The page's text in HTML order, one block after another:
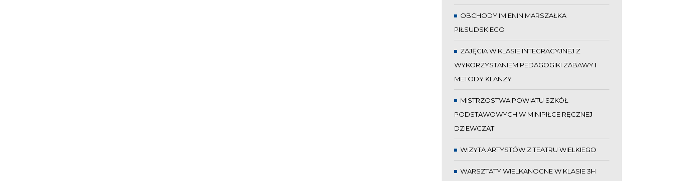
OBCHODY IMIENIN MARSZAŁKA
PIŁSUDSKIEGO
ZAJĘCIA W KLASIE INTEGRACYJNEJ Z
WYKORZYSTANIEM PEDAGOGIKI ZABAWY I
METODY KLANZY
MISTRZOSTWA POWIATU SZKÓŁ
PODSTAWOWYCH W MINIPIŁCE RĘCZNEJ
DZIEWCZĄT
WIZYTA ARTYSTÓW Z TEATRU WIELKIEGO
WARSZTATY WIELKANOCNE W KLASIE 3H